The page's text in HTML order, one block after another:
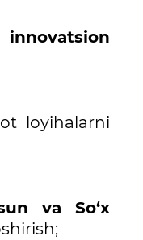
loyihalarni
va So‘x